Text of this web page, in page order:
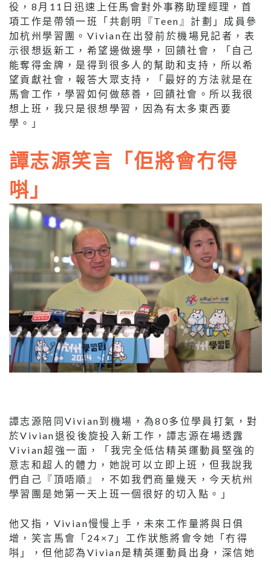
役，8月11日迅速上任馬會對外事務助理經理，首
項工作是帶領一班「共創明『Teen』計劃」成員參
加杭州學習團。Vivian在出發前於機場見記者，表
示很想返新工，希望邊做邊學，回饋社會，「自己
能奪得金牌，是得到很多人的幫助和支持，所以希
望貢獻社會，報答大眾支持，「最好的方法就是在
馬會工作，學習如何做慈善，回饋社會。所以我很
想上班，我只是很想學習，因為有太多東西要
學。」
譚志源笑言「佢將會冇得
唞」
譚志源陪同Vivian到機場，為80多位學員打氣，對
於Vivian退役後旋投入新工作，譚志源在場透露
Vivian超強一面，「我完全低估精英運動員堅強的
意志和超人的體力，她說可以立即上班，但我說我
們自己『頂唔順』，不如我們商量幾天，今天杭州
學習團是她第一天上班一個很好的切入點。」
他又指，Vivian慢慢上手，未來工作量將與日俱
增，笑言馬會「24×7」工作狀態將會令她「冇得
唞」，但他認為Vivian是精英運動員出身，深信她